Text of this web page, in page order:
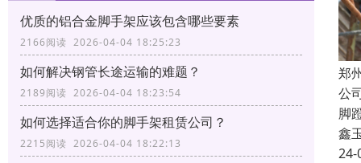
优质的铝合金脚手架应该包含哪些要素
2166阅读 2026-04-04 18:25:23
如何解决钢管长途运输的难题？
2189阅读 2026-04-04 18:23:54
如何选择适合你的脚手架租赁公司？
2215阅读 2026-04-04 18:22:13
郑
公
脚
鑫
24-